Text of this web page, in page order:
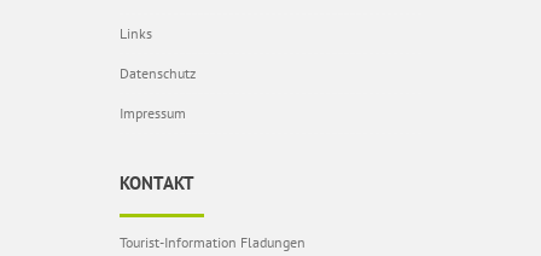
Links
Datenschutz
Impressum
KONTAKT
Tourist-Information Fladungen